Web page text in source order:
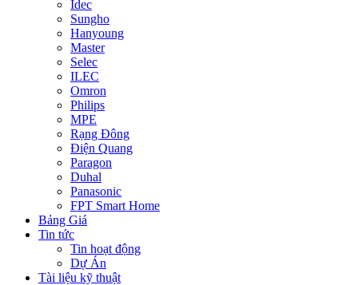
Idec
Sungho
Hanyoung
Master
Selec
ILEC
Omron
Philips
MPE
Rạng Đông
Điện Quang
Paragon
Duhal
Panasonic
FPT Smart Home
Bảng Giá
Tin tức
Tin hoạt động
Dự Án
Tài liệu kỹ thuật